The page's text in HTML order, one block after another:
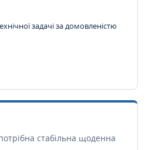
задачі за домовленістю
стабільна щоденна